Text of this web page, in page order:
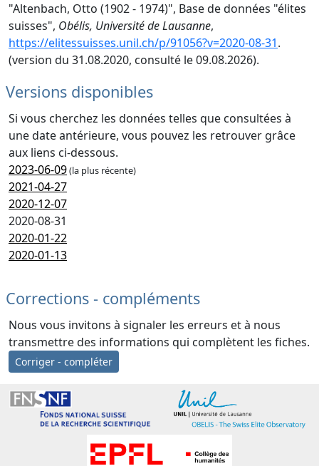
"Altenbach, Otto (1902 - 1974)", Base de données "élites
suisses", Obélis, Université de Lausanne,
https://elitessuisses.unil.ch/p/91056?v=2020-08-31.
(version du 31.08.2020, consulté le 09.08.2026).
Versions disponibles
Si vous cherchez les données telles que consultées à
une date antérieure, vous pouvez les retrouver grâce
aux liens ci-dessous.
2023-06-09(la plus récente)
2021-04-27
2020-12-07
2020-08-31
2020-01-22
2020-01-13
Corrections - compléments
Nous vous invitons à signaler les erreurs et à nous
transmettre des informations qui complètent les fiches.
Corriger - compléter